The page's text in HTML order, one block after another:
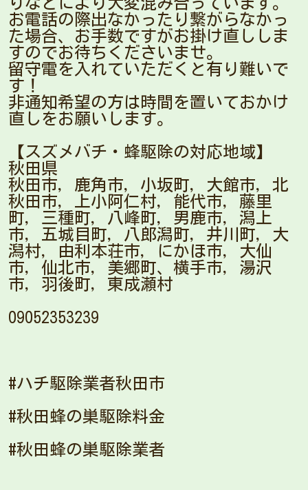
お電話の際出なかったり繋がらなかっ
た場合、お手数ですがお掛け直ししま
すのでお待ちくださいませ。
留守電を入れていただくと有り難いで
す！
非通知希望の方は時間を置いておかけ
直しをお願いします。
【スズメバチ・蜂駆除の対応地域】
秋田県
秋田市，鹿角市，小坂町，大館市，北
秋田市，上小阿仁村，能代市，藤里
町，三種町，八峰町，男鹿市，潟上
市，五城目町，八郎潟町，井川町，大
潟村，由利本荘市，にかほ市，大仙
市，仙北市，美郷町、横手市，湯沢
市，羽後町，東成瀬村
09052353239
#ハチ駆除業者秋田市
#秋田蜂の巣駆除料金
#秋田蜂の巣駆除業者